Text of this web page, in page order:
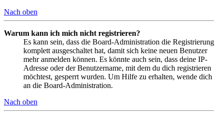
Nach oben
Warum kann ich mich nicht registrieren?
Es kann sein, dass die Board-Administration die Registrierung
komplett ausgeschaltet hat, damit sich keine neuen Benutzer
mehr anmelden können. Es könnte auch sein, dass deine IP-
Adresse oder der Benutzername, mit dem du dich registrieren
möchtest, gesperrt wurden. Um Hilfe zu erhalten, wende dich
an die Board-Administration.
Nach oben